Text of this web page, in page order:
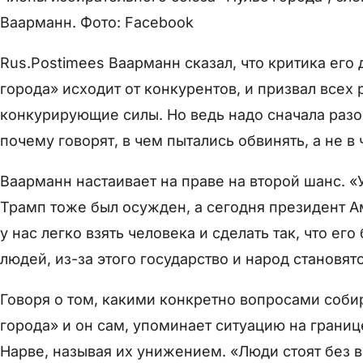
Ваарманн. Фото: Facebook
Rus.Postimees Ваарманн сказал, что критика
города» исходит от конкурентов, и призвал
конкурирующие силы. Но ведь надо сначала
почему говорят, в чем пытались обвинять, а не
Ваарманн настаивает на праве на второй шанс.
Трамп тоже был осужден, а сегодня президент
у нас легко взять человека и сделать так, что
людей, из-за этого государство и народ
Говоря о том, какими конкретно вопросами
города» и он сам, упоминает ситуацию на
Нарве, называя их унижением. «Люди стоят